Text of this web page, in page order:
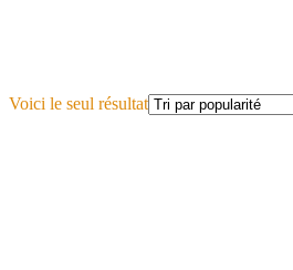
Voici le seul résultat